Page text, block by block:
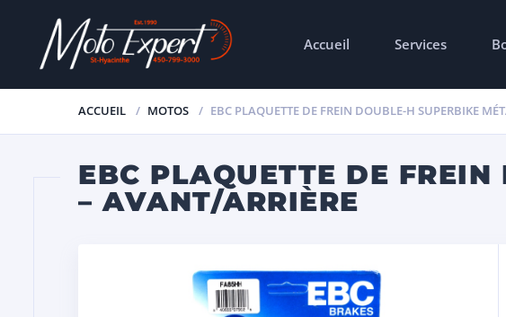
Accueil Services
ACCUEIL MOTOS EBC PLAQUETTE DE FREIN DOUBLE-H SUPERBIKE
EBC PLAQUETTE DE
– AVANT/ARRIÈRE